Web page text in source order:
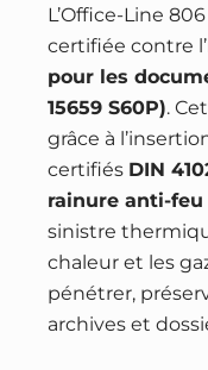
L’Office-Line
certifiée contre
pour les
15659 S60P).
grâce à
certifiés DIN
rainure anti-
sinistre
chaleur et les
pénétrer,
archives et